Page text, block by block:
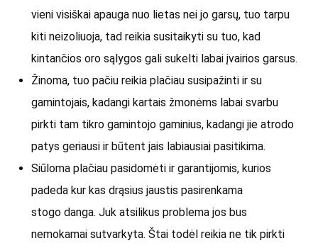
vieni visiškai apauga nuo lietas nei jo garsų, tuo tarpu
kiti neizoliuoja, tad reikia susitaikyti su tuo, kad
kintančios oro sąlygos gali sukelti labai įvairios garsus.
Žinoma, tuo pačiu reikia plačiau susipažinti ir su
gamintojais, kadangi kartais žmonėms labai svarbu
pirkti tam tikro gamintojo gaminius, kadangi jie atrodo
patys geriausi ir būtent jais labiausiai pasitikima.
Siūloma plačiau pasidomėti ir garantijomis, kurios
padeda kur kas drąsius jaustis pasirenkama
stogo danga. Juk atsilikus problema jos bus
nemokamai sutvarkyta. Štai todėl reikia ne tik pirkti